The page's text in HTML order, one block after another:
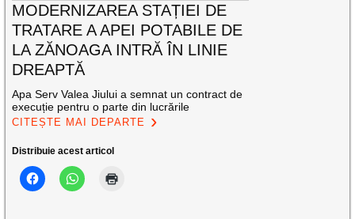
MODERNIZAREA STAȚIEI DE
TRATARE A APEI POTABILE DE
LA ZĂNOAGA INTRĂ ÎN LINIE
DREAPTĂ
Apa Serv Valea Jiului a semnat un contract de
execuție pentru o parte din lucrările
CITEȘTE MAI DEPARTE
Distribuie acest articol